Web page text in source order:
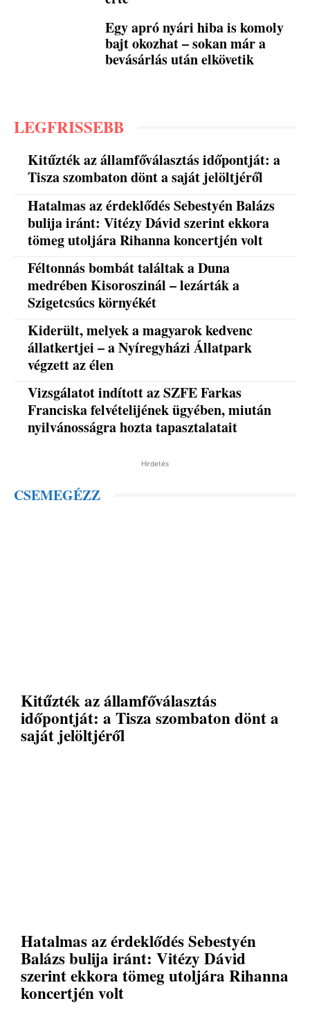
Egy apró nyári hiba is komoly
bajt okozhat – sokan már a
bevásárlás után elkövetik
LEGFRISSEBB
Kitűzték az államfőválasztás időpontját: a
Tisza szombaton dönt a saját jelöltjéről
Hatalmas az érdeklődés Sebestyén Balázs
bulija iránt: Vitézy Dávid szerint ekkora
tömeg utoljára Rihanna koncertjén volt
Féltonnás bombát találtak a Duna
medrében Kisoroszinál – lezárták a
Szigetcsúcs környékét
Kiderült, melyek a magyarok kedvenc
állatkertjei – a Nyíregyházi Állatpark
végzett az élen
Vizsgálatot indított az SZFE Farkas
Franciska felvételijének ügyében, miután
nyilvánosságra hozta tapasztalatait
Hirdetés
CSEMEGÉZZ
Kitűzték az államfőválasztás
időpontját: a Tisza szombaton dönt a
saját jelöltjéről
Hatalmas az érdeklődés Sebestyén
Balázs bulija iránt: Vitézy Dávid
szerint ekkora tömeg utoljára Rihanna
koncertjén volt